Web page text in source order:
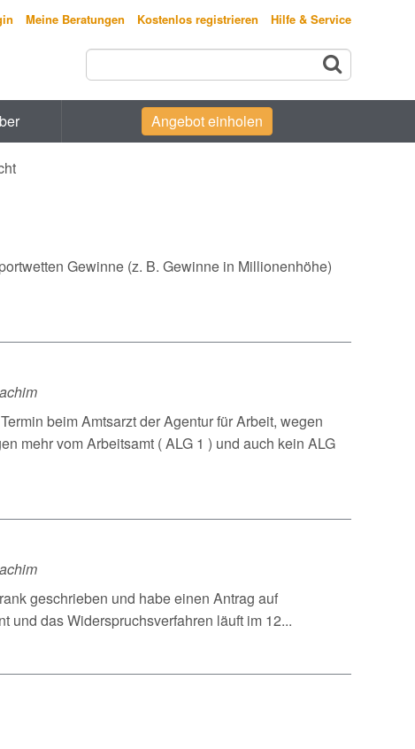
Meine Beratungen Kostenlos registrieren Hilfe & Service
Angebot einholen
Gewinne (z. B. Gewinne in Millionenhöhe)
beim Amtsarzt der Agentur für Arbeit, wegen
mehr vom Arbeitsamt ( ALG 1 ) und auch kein ALG
geschrieben und habe einen Antrag auf
und das Widerspruchsverfahren läuft im 12...